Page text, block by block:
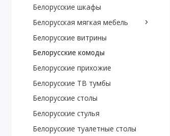
Белорусские шкафы
Белорусская мягкая мебель
Белорусские витрины
Белорусские комоды
Белорусские прихожие
Белорусские ТВ тумбы
Белорусские столы
Белорусские стулья
Белорусские туалетные столы